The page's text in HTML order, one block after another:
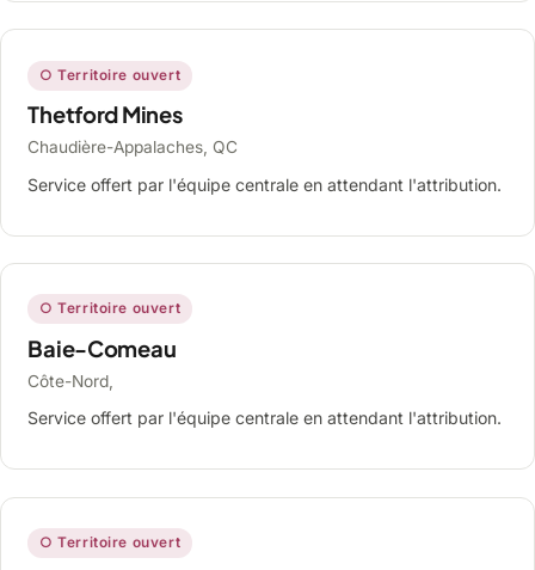
○ Territoire ouvert
Thetford Mines
Chaudière-Appalaches, QC
Service offert par l'équipe centrale en attendant l'attribution.
○ Territoire ouvert
Baie-Comeau
Côte-Nord,
Service offert par l'équipe centrale en attendant l'attribution.
○ Territoire ouvert